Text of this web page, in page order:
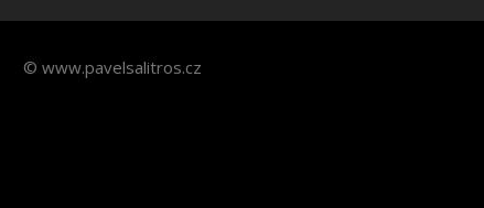
© www.pavelsalitros.cz